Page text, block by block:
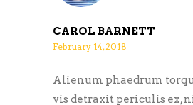
CAROL BARNETT
February 14, 2018
Alienum phaedrum
vis detraxit periculis ex,